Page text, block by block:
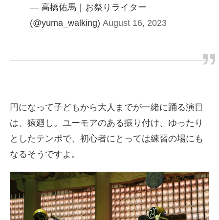
— 高橋佑馬｜お祭りライター
(@yuma_walking) August 16, 2023
円になって子どもから大人までが一緒に踊る演目
は、猿廻し。ユーモアのある振り付け、ゆったり
としたテンポで、初心者にとっては練習の場にも
なるそうですよ。